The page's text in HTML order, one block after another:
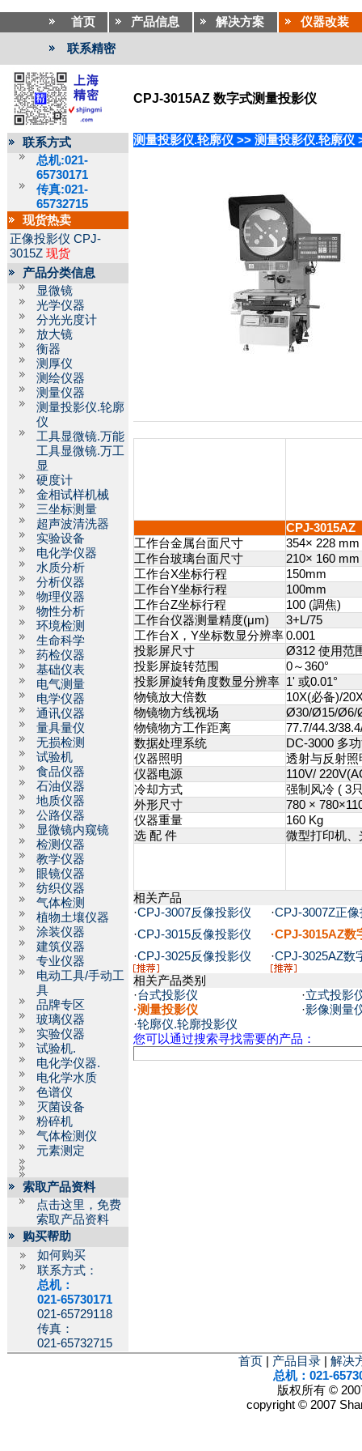
首页 产品信息 解决方案 仪器改装
联系精密
CPJ-3015AZ 数字式测量投影仪
联系方式
总机:021-
65730171
传真:021-
65732715
现货热卖
正像投影仪 CPJ-
3015Z 现货
产品分类信息
显微镜
光学仪器
分光光度计
放大镜
衡器
测厚仪
测绘仪器
测量仪器
测量投影仪.轮廓
仪
工具显微镜.万能
工具显微镜.万工
显
硬度计
金相试样机械
三坐标测量
超声波清洗器
实验设备
电化学仪器
水质分析
分析仪器
物理仪器
物性分析
环境检测
生命科学
药检仪器
基础仪表
电气测量
电学仪器
通讯仪器
量具量仪
无损检测
试验机
食品仪器
石油仪器
地质仪器
公路仪器
显微镜内窥镜
检测仪器
教学仪器
眼镜仪器
纺织仪器
气体检测
植物土壤仪器
涂装仪器
建筑仪器
专业仪器
电动工具/手动工
具
品牌专区
玻璃仪器
实验仪器
试验机.
电化学仪器.
电化学水质
色谱仪
灭菌设备
粉碎机
气体检测仪
元素测定
索取产品资料
点击这里，免费
索取产品资料
购买帮助
如何购买
联系方式：
总机：
021-65730171
021-65729118
传真：
021-65732715
测量投影仪.轮廓仪 >> 测量投影仪.轮廓仪
CPJ-3015AZ
工作台金属台面尺寸
354× 228 mm
工作台玻璃台面尺寸
210× 160 mm
工作台X坐标行程
150mm
工作台Y坐标行程
100mm
工作台Z坐标行程
100 (調焦)
工作台仪器测量精度(μm)
3+L/75
工作台X，Y坐标数显分辨率0.001
投影屏尺寸
Ø312 使用范
投影屏旋转范围
0～360°
投影屏旋转角度数显分辨率 1' 或0.01°
物镜放大倍数
10X(必备)/
物镜物方线视场
Ø30/Ø15/Ø6/
物镜物方工作距离
77.7/44.3/
数据处理系统
DC-3000 多
仪器照明
透射与反射照
仪器电源
110V/
冷却方式
强制风冷 ( 3
外形尺寸
780 ×
仪器重量
160 Kg
选 配 件
微型打印机
相关产品
·CPJ-3007反像投影仪 ·CPJ-3007Z正
·CPJ-3015反像投影仪
·CPJ-3015AZ数
·CPJ-3025反像投影仪 ·CPJ-3025AZ数
相关产品类别
·台式投影仪 ·立式投影
·测量投影仪 ·影像测量
·轮廓仪.轮廓投影仪
您可以通过搜索寻找需要的产品：
首页 产品目录
解决
总机：021-
版权所有 ©
copyright © 2007